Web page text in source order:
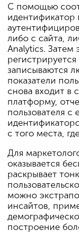
С помощью
идентификатор
либо с сайта,
Analytics. Затем
записываются
показатели
снова входит в
платформу,
пользователя с
с того места,
Для
оказывается
раскрывает
можно
инсайтов,
построение